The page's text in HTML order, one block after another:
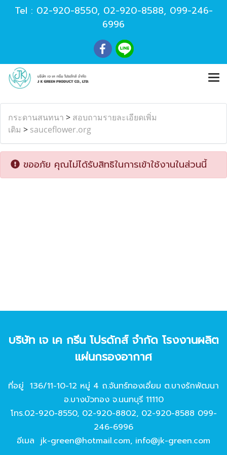
Tel : 02-920-8550, 02-920-8588, 099-246-
6996
กระดานสนทนา > สอบถามรายละเอียดเพิ่ม
เติม > sauceflower.org
ขออภัย คุณไม่ได้รับสิทธิในการเข้าใช้งานในส่วนนี้
บริษัท เจ เค กรีน โปรดักส์ จํากัด โรงงานผลิต
แผ่นกรองอากาศ
ที่อยู่ 136/11-10-12 หมู่ 4 ถ.จันทร์ทองเอี่ยม ต.บางรักพัฒนา
อ.บางบัวทอง จ.นนทบุรี 11110
โทร.02-920-8550, 02-920-8802, 02-920-8588 099-
246-6996
อีเมล jk-green@hotmail.com, info@jk-green.com